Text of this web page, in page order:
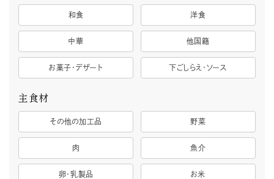
和食 洋食
中華 他国籍
お菓子・デザート 下ごしらえ・ソース
主食材
その他の加工品 野菜
肉 魚介
卵・乳製品 お米